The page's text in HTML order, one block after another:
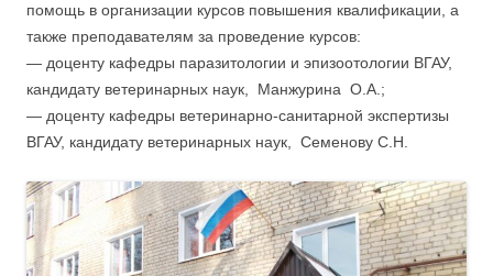
помощь в организации курсов повышения квалификации, а
также преподавателям за проведение курсов:
— доценту кафедры паразитологии и эпизоотологии ВГАУ,
кандидату ветеринарных наук, Манжурина О.А.;
— доценту кафедры ветеринарно-санитарной экспертизы
ВГАУ, кандидату ветеринарных наук, Семенову С.Н.